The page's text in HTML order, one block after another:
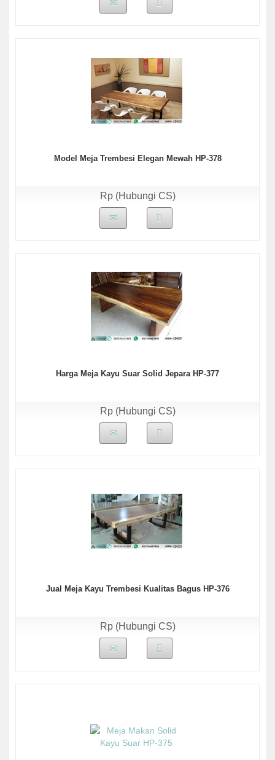
Model Meja Trembesi Elegan Mewah HP-378
Rp (Hubungi CS)
Harga Meja Kayu Suar Solid Jepara HP-377
Rp (Hubungi CS)
Jual Meja Kayu Trembesi Kualitas Bagus HP-376
Rp (Hubungi CS)